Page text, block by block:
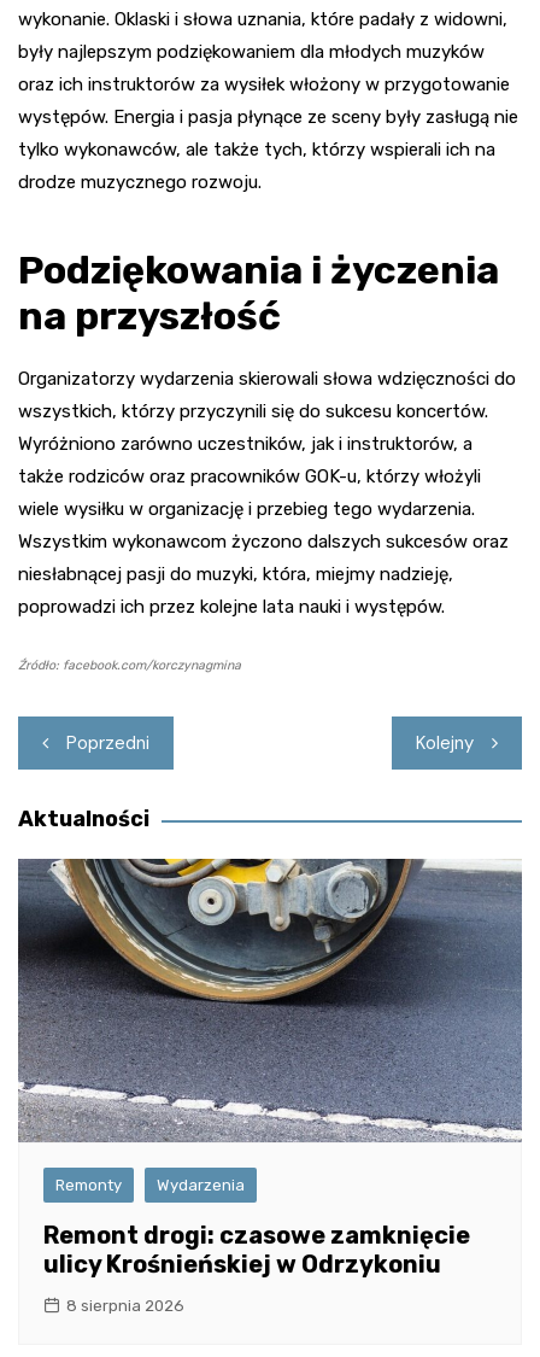
wykonanie. Oklaski i słowa uznania, które padały z widowni,
były najlepszym podziękowaniem dla młodych muzyków
oraz ich instruktorów za wysiłek włożony w przygotowanie
występów. Energia i pasja płynące ze sceny były zasługą nie
tylko wykonawców, ale także tych, którzy wspierali ich na
drodze muzycznego rozwoju.
Podziękowania i życzenia
na przyszłość
Organizatorzy wydarzenia skierowali słowa wdzięczności do
wszystkich, którzy przyczynili się do sukcesu koncertów.
Wyróżniono zarówno uczestników, jak i instruktorów, a
także rodziców oraz pracowników GOK-u, którzy włożyli
wiele wysiłku w organizację i przebieg tego wydarzenia.
Wszystkim wykonawcom życzono dalszych sukcesów oraz
niesłabnącej pasji do muzyki, która, miejmy nadzieję,
poprowadzi ich przez kolejne lata nauki i występów.
Źródło: facebook.com/korczynagmina
Nawigacja
wpisu
Poprzedni Kolejny
Aktualności
Remonty Wydarzenia
Remont drogi: czasowe zamknięcie
ulicy Krośnieńskiej w Odrzykoniu
8 sierpnia 2026